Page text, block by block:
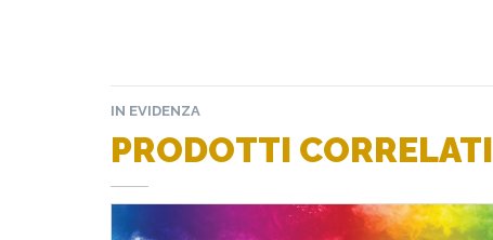
IN EVIDENZA
PRODOTTI CORRELATI